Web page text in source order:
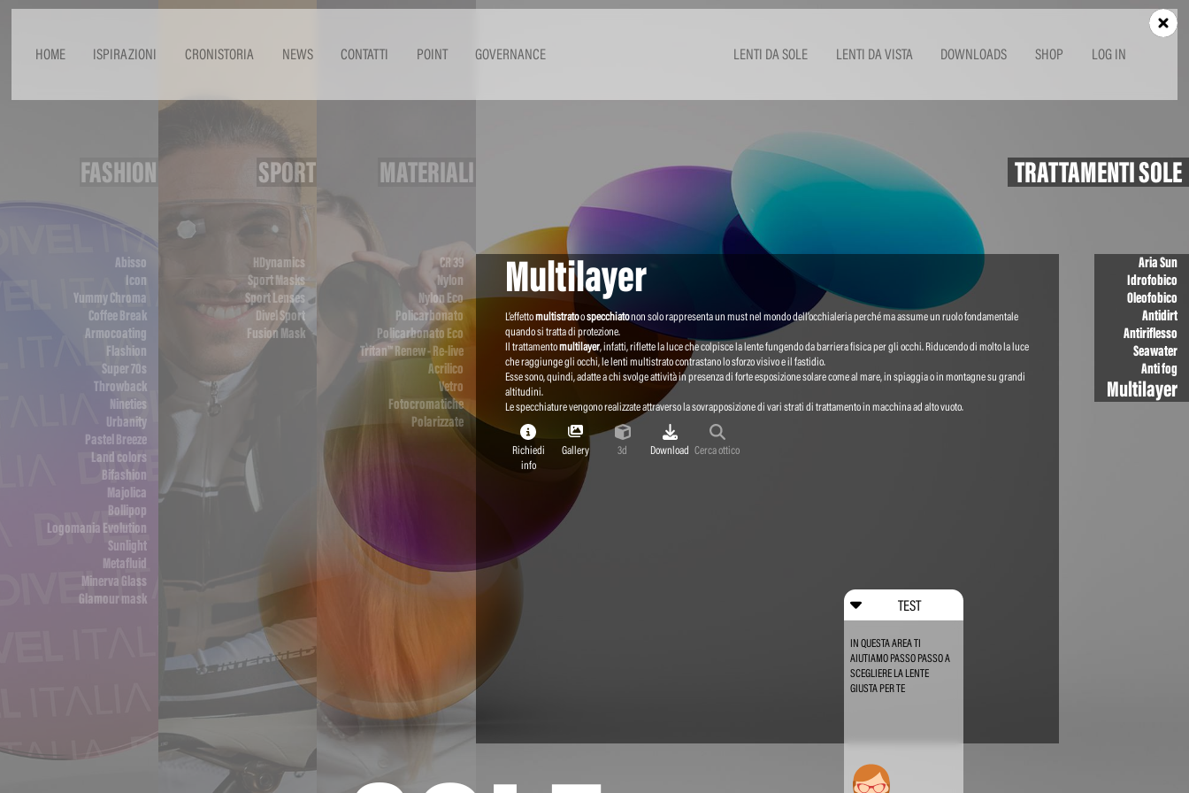
HOME ISPIRAZIONI CRONISTORIA NEWS CONTATTI POINT GOVERNANCE LENTI DA SOLE LENTI DA VISTA DOWNLOADS SHOP LOG IN
TEST
IN QUESTA AREA TI
AIUTIAMO PASSO PASSO A
SCEGLIERE LA LENTE
GIUSTA PER TE
FASHION
Abisso
Icon
Yummy Chroma
Coffee Break
Armocoating
Flashion
Super 70s
Throwback
Nineties
Urbanity
Pastel Breeze
Land colors
Bifashion
Majolica
Bollipop
Logomania Evolution
Sunlight
Metafluid
Minerva Glass
Glamour mask
SPORT
HDynamics
Sport Masks
Sport Lenses
Divel Sport
Fusion Mask
MATERIALI
CR 39
Nylon
Nylon Eco
Policarbonato
Policarbonato Eco
Tritan™ Renew - Re-live
Acrilico
Vetro
Fotocromatiche
Polarizzate
TRATTAMENTI SOLE
Aria Sun
Idrofobico
Oleofobico
Antidirt
Antiriflesso
Seawater
Anti fog
Multilayer
Multilayer
L’effettomultistratoospecchiatonon solo rappresenta un must nel mondo dell’occhialeria perché ma assume un ruolo fondamentale
quando si tratta di protezione.
Il trattamentomultilayer, infatti, riflette la luce che colpisce la lente fungendo da barriera fisica per gli occhi. Riducendo di molto la luce
che raggiunge gli occhi, le lenti multistrato contrastano lo sforzo visivo e il fastidio.
Esse sono, quindi, adatte a chi svolge attività in presenza di forte esposizione solare come al mare, in spiaggia o in montagne su grandi
altitudini.
Le specchiature vengono realizzate attraverso la sovrapposizione di vari strati di trattamento in macchina ad alto vuoto.
Richiedi
info
Gallery 3d Download Cerca ottico